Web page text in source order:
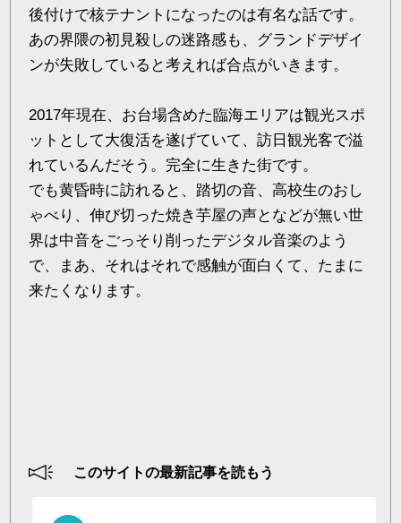
後付けで核テナントになったのは有名な話です。
あの界隈の初見殺しの迷路感も、グランドデザイ
ンが失敗していると考えれば合点がいきます。
2017年現在、お台場含めた臨海エリアは観光スポ
ットとして大復活を遂げていて、訪日観光客で溢
れているんだそう。完全に生きた街です。
でも黄昏時に訪れると、踏切の音、高校生のおし
ゃべり、伸び切った焼き芋屋の声となどが無い世
界は中音をごっそり削ったデジタル音楽のよう
で、まあ、それはそれで感触が面白くて、たまに
来たくなります。
このサイトの最新記事を読もう